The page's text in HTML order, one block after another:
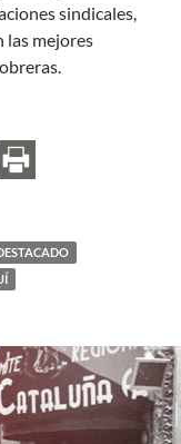
sindicales,
las mejores
las huelgas obreras